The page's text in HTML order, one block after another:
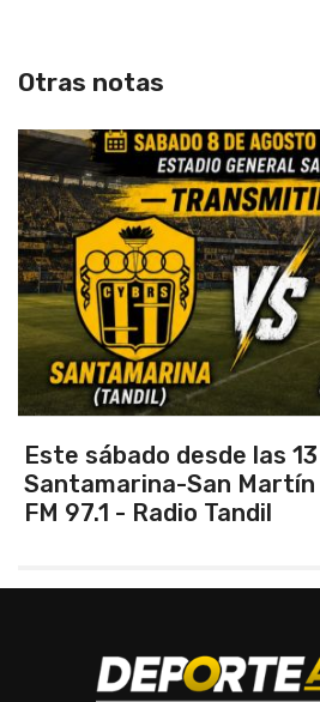
Otras notas
Este sábado desde las
Santamarina-San
FM 97.1 - Radio Tandil